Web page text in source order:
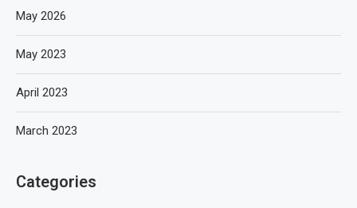
May 2026
May 2023
April 2023
March 2023
Categories